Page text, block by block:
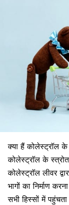
क्या हैं कोलेस्ट्रॉल के
कोलेस्ट्रॉल के स्त्रोत
कोलेस्ट्रॉल लीवर
भागों का निर्माण
सभी हिस्सों में